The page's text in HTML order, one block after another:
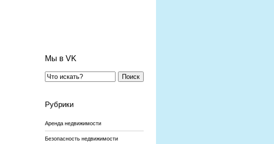
Мы в VK
Поиск
Рубрики
Аренда недвижимости
Безопасность недвижимости